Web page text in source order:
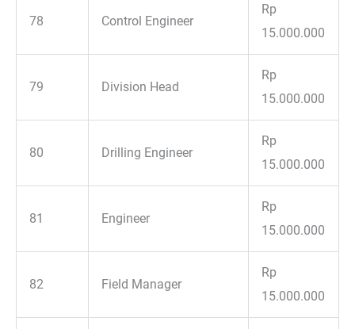
78 Control Engineer
Rp
15.000.000
79 Division Head
Rp
15.000.000
80 Drilling Engineer
Rp
15.000.000
81 Engineer
Rp
15.000.000
82 Field Manager
Rp
15.000.000